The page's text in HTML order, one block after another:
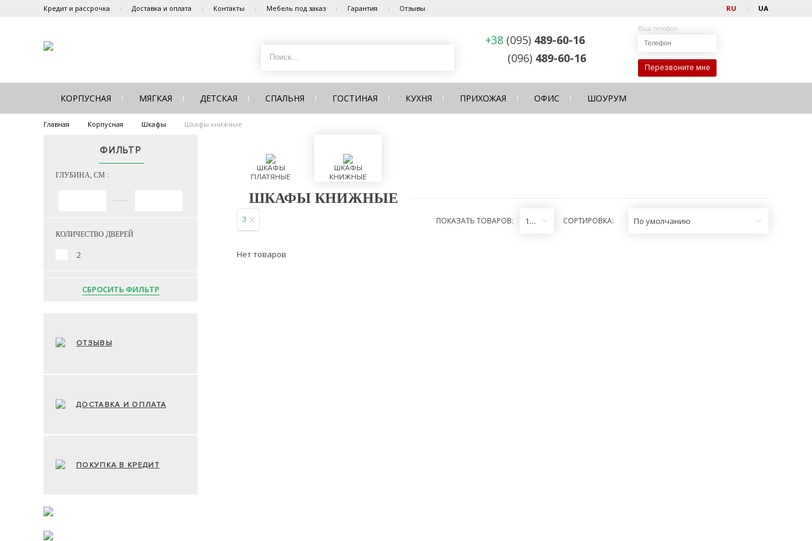
Кредит и рассрочка Доставка и оплата Контакты Мебель под заказ Гарантия Отзывы RU UA
+38 (095) 489-60-16
(096) 489-60-16
Ваш телефон
Перезвоните мне
КОРПУСНАЯ МЯГКАЯ ДЕТСКАЯ СПАЛЬНЯ ГОСТИНАЯ КУХНЯ ПРИХОЖАЯ ОФИС ШОУРУМ
Главная Корпусная Шкафы Шкафы книжные
ФИЛЬТР
ГЛУБИНА, СМ :
КОЛИЧЕСТВО ДВЕРЕЙ
2
СБРОСИТЬ ФИЛЬТР
ОТЗЫВЫ
ДОСТАВКА И ОПЛАТА
ПОКУПКА В КРЕДИТ
ШКАФЫ
ПЛАТЯНЫЕ
ШКАФЫ
КНИЖНЫЕ
ШКАФЫ КНИЖНЫЕ
3 ПОКАЗАТЬ ТОВАРОВ: 12 СОРТИРОВКА: По умолчанию
Нет товаров